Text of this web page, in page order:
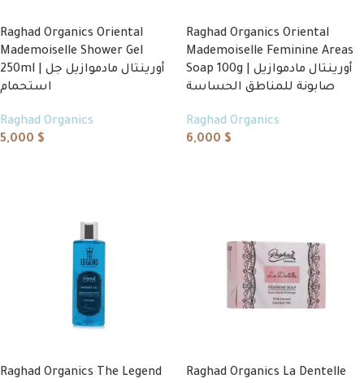
Raghad Organics Oriental
Mademoiselle Shower Gel
250ml | أورينتال مادموازيل جل
استحمام
Raghad Organics
5,000 $
Raghad Organics Oriental
Mademoiselle Feminine Areas
Soap 100g | أورينتال مادموازيل
صابونة للمناطق الحساسة
Raghad Organics
6,000 $
Raghad Organics The Legend
Raghad Organics La Dentelle